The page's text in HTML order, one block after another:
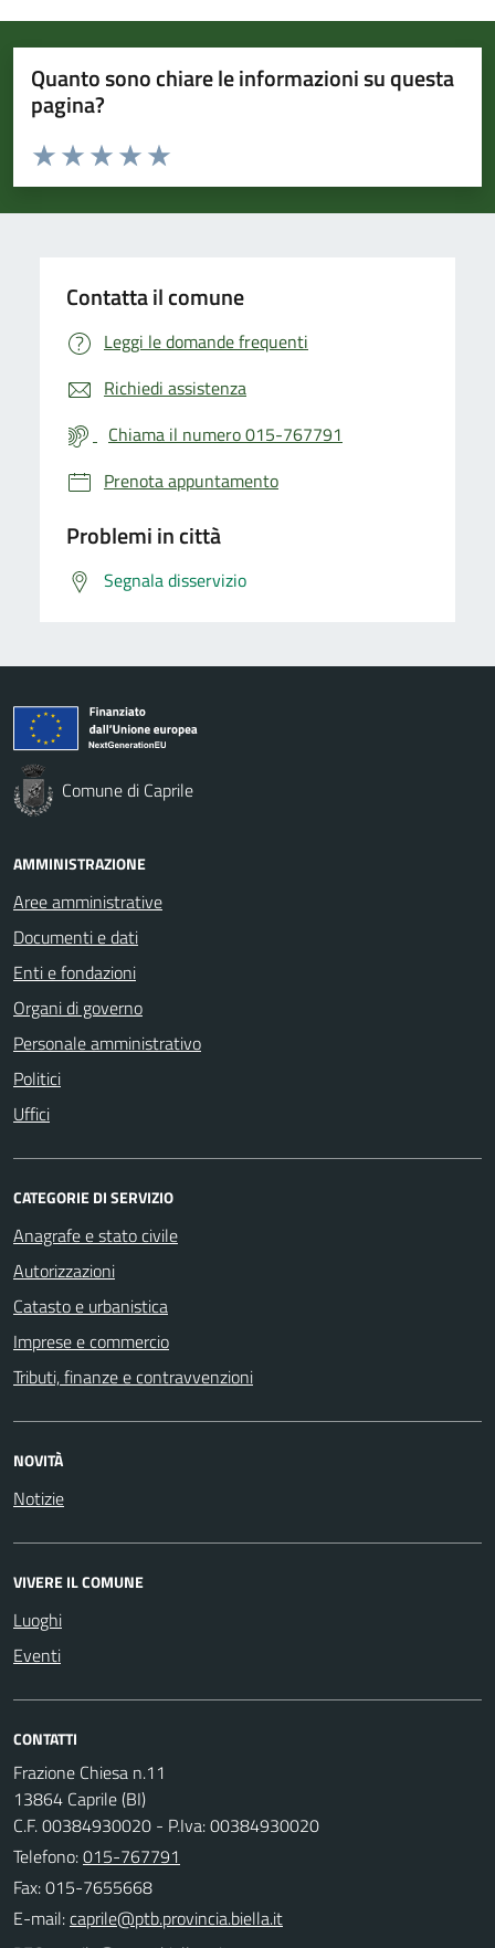
Quanto sono chiare le informazioni su questa
pagina?
Valuta da 1 a 5 stelle la pagina
Valuta 5 stelle su 5
Valuta 4 stelle su 5
Valuta 3 stelle su 5
Valuta 2 stelle su 5
Valuta 1 stelle su 5
Contatta il comune
Leggi le domande frequenti
Richiedi assistenza
Chiama il numero 015-767791
Prenota appuntamento
Problemi in città
Segnala disservizio
Comune di Caprile
AMMINISTRAZIONE
Aree amministrative
Documenti e dati
Enti e fondazioni
Organi di governo
Personale amministrativo
Politici
Uffici
CATEGORIE DI SERVIZIO
Anagrafe e stato civile
Autorizzazioni
Catasto e urbanistica
Imprese e commercio
Tributi, finanze e contravvenzioni
NOVITÀ
Notizie
VIVERE IL COMUNE
Luoghi
Eventi
CONTATTI
Frazione Chiesa n.11
13864 Caprile (BI)
C.F. 00384930020 - P.Iva: 00384930020
Telefono:015-767791
Fax: 015-7655668
E-mail: